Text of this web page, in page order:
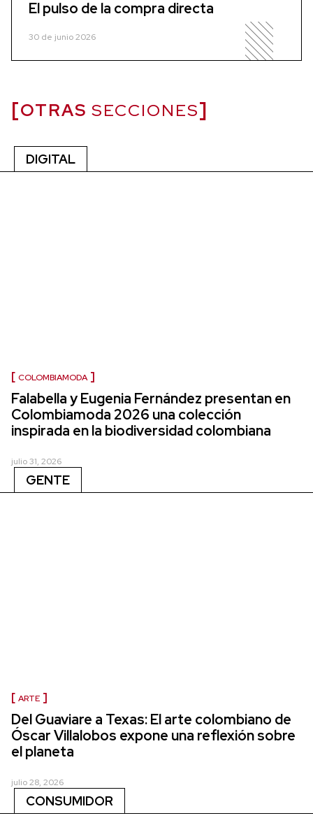
El pulso de la compra directa
30 de junio 2026
OTRAS SECCIONES
DIGITAL
COLOMBIAMODA
Falabella y Eugenia Fernández presentan en
Colombiamoda 2026 una colección
inspirada en la biodiversidad colombiana
julio 31, 2026
GENTE
ARTE
Del Guaviare a Texas: El arte colombiano de
Óscar Villalobos expone una reflexión sobre
el planeta
julio 28, 2026
CONSUMIDOR